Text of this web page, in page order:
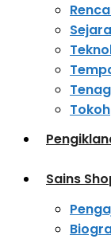
Tokoh
Sains